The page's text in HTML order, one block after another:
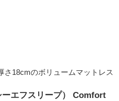
さ18cmのボリュームマットレス
エフスリープ） Comfort